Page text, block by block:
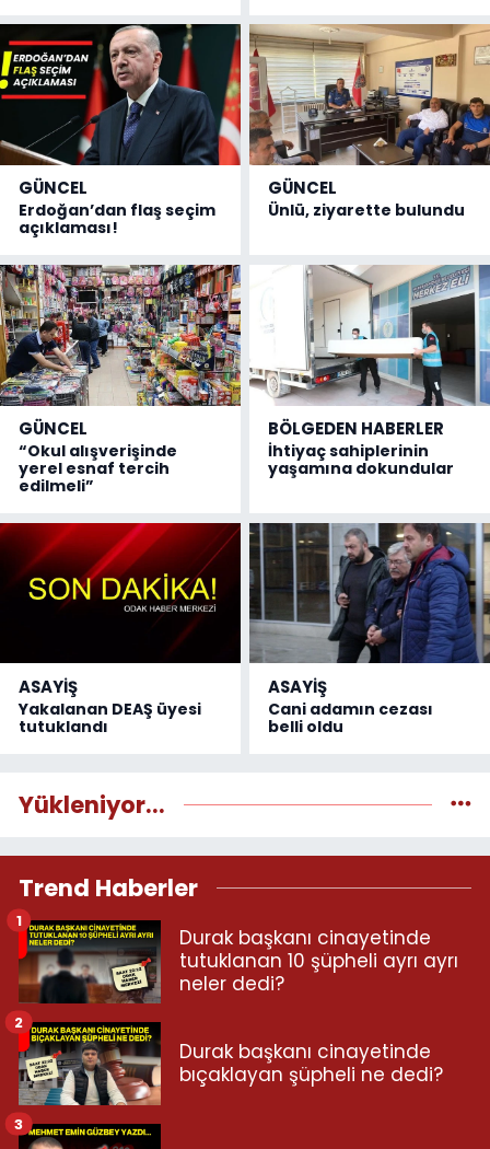
GÜNCEL
Erdoğan’dan flaş seçim
açıklaması!
GÜNCEL
Ünlü, ziyarette bulundu
GÜNCEL
“Okul alışverişinde
yerel esnaf tercih
edilmeli”
BÖLGEDEN HABERLER
İhtiyaç sahiplerinin
yaşamına dokundular
ASAYİŞ
Yakalanan DEAŞ üyesi
tutuklandı
ASAYİŞ
Cani adamın cezası
belli oldu
Yükleniyor...
Trend Haberler
Durak başkanı cinayetinde
tutuklanan 10 şüpheli ayrı ayrı
neler dedi?
1
Durak başkanı cinayetinde
bıçaklayan şüpheli ne dedi?
2
3